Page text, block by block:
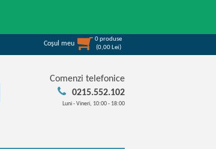
Coşul meu
0produse
(0,00 Lei)
Comenzi telefonice
0215.552.102
Luni - Vineri, 10:00 - 18:00